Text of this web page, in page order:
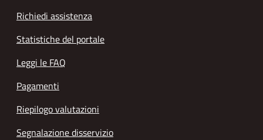
Richiedi assistenza
Statistiche del portale
Leggi le FAQ
Pagamenti
Riepilogo valutazioni
Segnalazione disservizio